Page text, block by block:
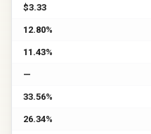
$3.33
12.80%
11.43%
—
33.56%
26.34%